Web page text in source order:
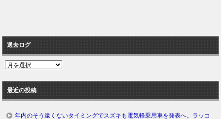
過去ログ
過
ロ
グ
最近の投稿
年内のそう遠くないタイミングでスズキも電気軽乗用車を発表へ。ラッコ